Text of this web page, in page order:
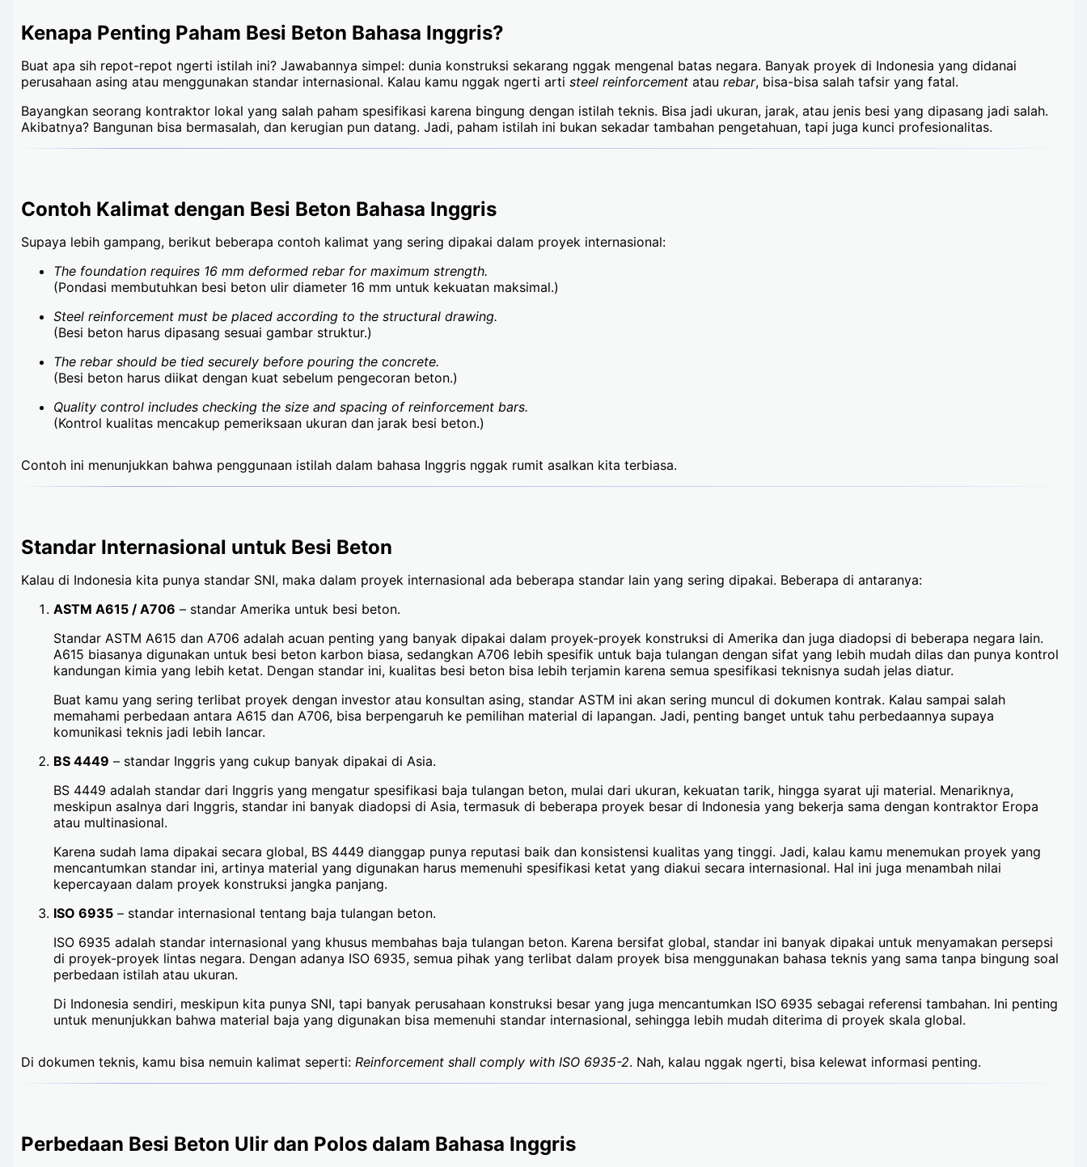
Kenapa Penting Paham Besi Beton Bahasa Inggris?
Buat apa sih repot-repot ngerti istilah ini? Jawabannya simpel: dunia konstruksi sekarang nggak mengenal batas negara. Banyak proyek di Indonesia yang didanai
perusahaan asing atau menggunakan standar internasional. Kalau kamu nggak ngerti arti steel reinforcement atau rebar, bisa-bisa salah tafsir yang fatal.
Bayangkan seorang kontraktor lokal yang salah paham spesifikasi karena bingung dengan istilah teknis. Bisa jadi ukuran, jarak, atau jenis besi yang dipasang jadi salah.
Akibatnya? Bangunan bisa bermasalah, dan kerugian pun datang. Jadi, paham istilah ini bukan sekadar tambahan pengetahuan, tapi juga kunci profesionalitas.
Contoh Kalimat dengan Besi Beton Bahasa Inggris
Supaya lebih gampang, berikut beberapa contoh kalimat yang sering dipakai dalam proyek internasional:
The foundation requires 16 mm deformed rebar for maximum strength.
(Pondasi membutuhkan besi beton ulir diameter 16 mm untuk kekuatan maksimal.)
Steel reinforcement must be placed according to the structural drawing.
(Besi beton harus dipasang sesuai gambar struktur.)
The rebar should be tied securely before pouring the concrete.
(Besi beton harus diikat dengan kuat sebelum pengecoran beton.)
Quality control includes checking the size and spacing of reinforcement bars.
(Kontrol kualitas mencakup pemeriksaan ukuran dan jarak besi beton.)
Contoh ini menunjukkan bahwa penggunaan istilah dalam bahasa Inggris nggak rumit asalkan kita terbiasa.
Standar Internasional untuk Besi Beton
Kalau di Indonesia kita punya standar SNI, maka dalam proyek internasional ada beberapa standar lain yang sering dipakai. Beberapa di antaranya:
ASTM A615 / A706 – standar Amerika untuk besi beton.
Standar ASTM A615 dan A706 adalah acuan penting yang banyak dipakai dalam proyek-proyek konstruksi di Amerika dan juga diadopsi di beberapa negara lain.
A615 biasanya digunakan untuk besi beton karbon biasa, sedangkan A706 lebih spesifik untuk baja tulangan dengan sifat yang lebih mudah dilas dan punya kontrol
kandungan kimia yang lebih ketat. Dengan standar ini, kualitas besi beton bisa lebih terjamin karena semua spesifikasi teknisnya sudah jelas diatur.
Buat kamu yang sering terlibat proyek dengan investor atau konsultan asing, standar ASTM ini akan sering muncul di dokumen kontrak. Kalau sampai salah
memahami perbedaan antara A615 dan A706, bisa berpengaruh ke pemilihan material di lapangan. Jadi, penting banget untuk tahu perbedaannya supaya
komunikasi teknis jadi lebih lancar.
BS 4449 – standar Inggris yang cukup banyak dipakai di Asia.
BS 4449 adalah standar dari Inggris yang mengatur spesifikasi baja tulangan beton, mulai dari ukuran, kekuatan tarik, hingga syarat uji material. Menariknya,
meskipun asalnya dari Inggris, standar ini banyak diadopsi di Asia, termasuk di beberapa proyek besar di Indonesia yang bekerja sama dengan kontraktor Eropa
atau multinasional.
Karena sudah lama dipakai secara global, BS 4449 dianggap punya reputasi baik dan konsistensi kualitas yang tinggi. Jadi, kalau kamu menemukan proyek yang
mencantumkan standar ini, artinya material yang digunakan harus memenuhi spesifikasi ketat yang diakui secara internasional. Hal ini juga menambah nilai
kepercayaan dalam proyek konstruksi jangka panjang.
ISO 6935 – standar internasional tentang baja tulangan beton.
ISO 6935 adalah standar internasional yang khusus membahas baja tulangan beton. Karena bersifat global, standar ini banyak dipakai untuk menyamakan persepsi
di proyek-proyek lintas negara. Dengan adanya ISO 6935, semua pihak yang terlibat dalam proyek bisa menggunakan bahasa teknis yang sama tanpa bingung soal
perbedaan istilah atau ukuran.
Di Indonesia sendiri, meskipun kita punya SNI, tapi banyak perusahaan konstruksi besar yang juga mencantumkan ISO 6935 sebagai referensi tambahan. Ini penting
untuk menunjukkan bahwa material baja yang digunakan bisa memenuhi standar internasional, sehingga lebih mudah diterima di proyek skala global.
Di dokumen teknis, kamu bisa nemuin kalimat seperti: Reinforcement shall comply with ISO 6935-2. Nah, kalau nggak ngerti, bisa kelewat informasi penting.
Perbedaan Besi Beton Ulir dan Polos dalam Bahasa Inggris